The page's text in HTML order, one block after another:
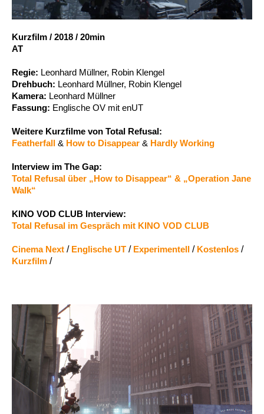
Account
Kurzfilm / 2018 / 20min
AT
Regie: Leonhard Müllner, Robin Klengel
Drehbuch: Leonhard Müllner, Robin Klengel
Kamera: Leonhard Müllner
Fassung: Englische OV mit enUT
Weitere Kurzfilme von Total Refusal:
Featherfall & How to Disappear & Hardly Working
Interview im The Gap:
Total Refusal über „How to Disappear“ & „Operation Jane
Walk“
KINO VOD CLUB Interview:
Total Refusal im Gespräch mit KINO VOD CLUB
Cinema Next / Englische UT / Experimentell / Kostenlos /
Kurzfilm /